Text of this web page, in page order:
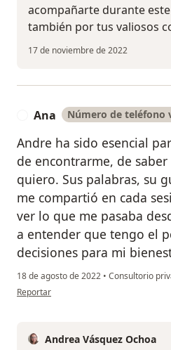
acompañarte durante
también por tus valiosos
17 de noviembre de 2022
Ana Número de teléfono
Andre ha sido esencial
de encontrarme, de
quiero. Sus palabras, su
me compartió en cada
ver lo que me pasaba
a entender que tengo el
decisiones para mi
18 de agosto de 2022 • Consultorio
en opinión del usuario Ana
Reportar
Andrea Vásquez Ochoa